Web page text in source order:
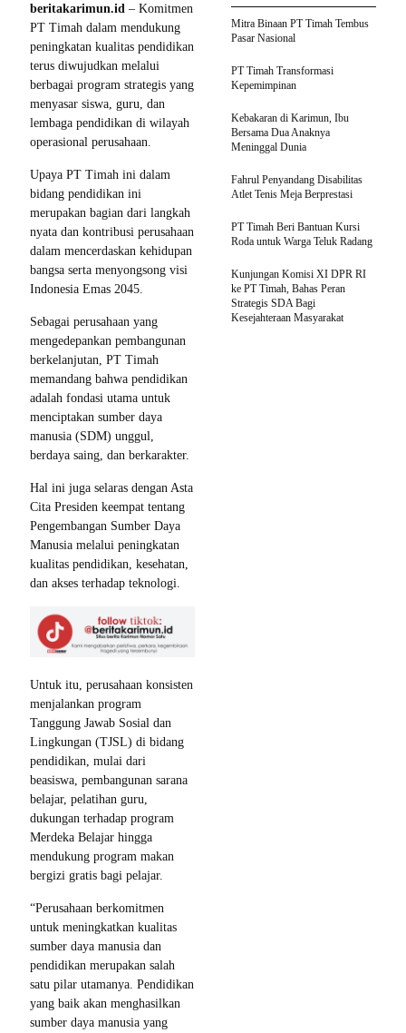
beritakarimun.id – Komitmen
PT Timah dalam mendukung
peningkatan kualitas pendidikan
terus diwujudkan melalui
berbagai program strategis yang
menyasar siswa, guru, dan
lembaga pendidikan di wilayah
operasional perusahaan.
Upaya PT Timah ini dalam
bidang pendidikan ini
merupakan bagian dari langkah
nyata dan kontribusi perusahaan
dalam mencerdaskan kehidupan
bangsa serta menyongsong visi
Indonesia Emas 2045.
Sebagai perusahaan yang
mengedepankan pembangunan
berkelanjutan, PT Timah
memandang bahwa pendidikan
adalah fondasi utama untuk
menciptakan sumber daya
manusia (SDM) unggul,
berdaya saing, dan berkarakter.
Hal ini juga selaras dengan Asta
Cita Presiden keempat tentang
Pengembangan Sumber Daya
Manusia melalui peningkatan
kualitas pendidikan, kesehatan,
dan akses terhadap teknologi.
Untuk itu, perusahaan konsisten
menjalankan program
Tanggung Jawab Sosial dan
Lingkungan (TJSL) di bidang
pendidikan, mulai dari
beasiswa, pembangunan sarana
belajar, pelatihan guru,
dukungan terhadap program
Merdeka Belajar hingga
mendukung program makan
bergizi gratis bagi pelajar.
“Perusahaan berkomitmen
untuk meningkatkan kualitas
sumber daya manusia dan
pendidikan merupakan salah
satu pilar utamanya. Pendidikan
yang baik akan menghasilkan
sumber daya manusia yang
Mitra Binaan PT Timah Tembus
Pasar Nasional
PT Timah Transformasi
Kepemimpinan
Kebakaran di Karimun, Ibu
Bersama Dua Anaknya
Meninggal Dunia
Fahrul Penyandang Disabilitas
Atlet Tenis Meja Berprestasi
PT Timah Beri Bantuan Kursi
Roda untuk Warga Teluk Radang
Kunjungan Komisi XI DPR RI
ke PT Timah, Bahas Peran
Strategis SDA Bagi
Kesejahteraan Masyarakat